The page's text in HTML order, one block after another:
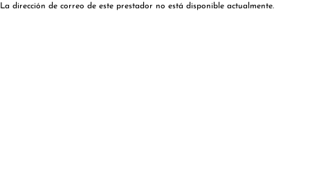
La dirección de correo de este prestador no está disponible actualmente.